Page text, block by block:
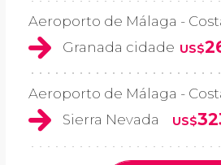
Aeroporto de Málaga -
Granada cidade US$
Aeroporto de Málaga -
Sierra Nevada
US$